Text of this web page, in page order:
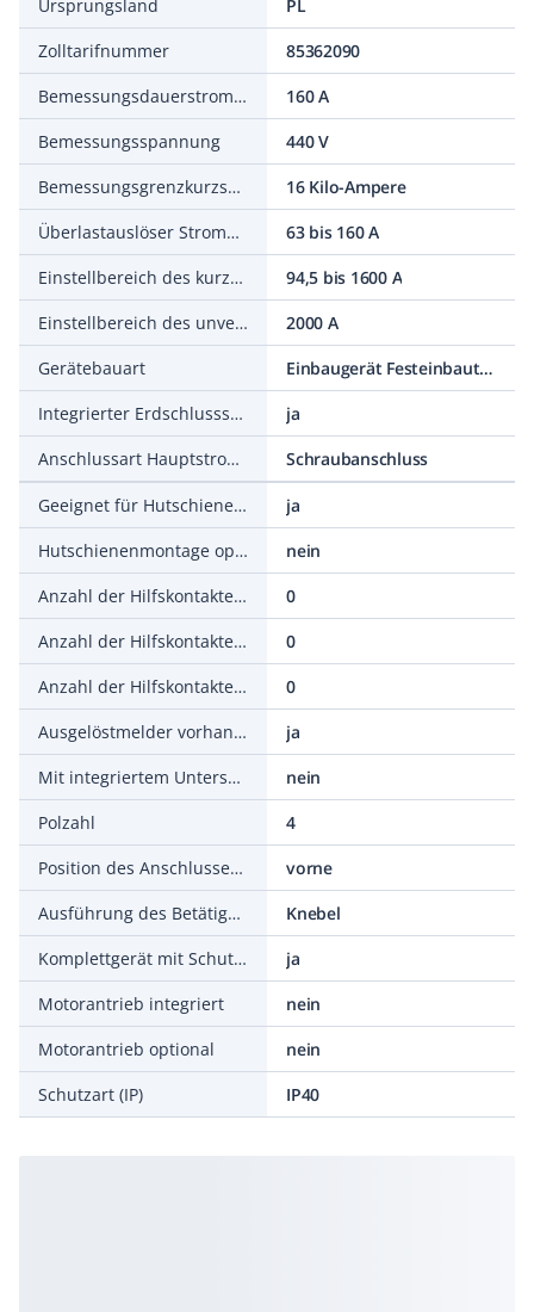
Ursprungsland
PL
Zolltarifnummer
85362090
Bemessungsdauerstrom Iu
160 A
Bemessungsspannung
440 V
Bemessungsgrenzkurzschlussausschaltstrom Icu bei 400 V, 50 Hz
16 Kilo-Ampere
Überlastauslöser Stromeinstellung
63 bis 160 A
Einstellbereich des kurzzeitverzögerten Kurzschlussauslösers
94,5 bis 1600 A
Einstellbereich des unverzögerten Kurzschlussauslösers
2000 A
Gerätebauart
Einbaugerät Festeinbautechnik
Integrierter Erdschlussschutz
ja
Anschlussart Hauptstromkreis
Schraubanschluss
Geeignet für Hutschienenmontage
ja
Hutschienenmontage optional
nein
Anzahl der Hilfskontakte als Öffner
0
Anzahl der Hilfskontakte als Schließer
0
Anzahl der Hilfskontakte als Wechsler
0
Ausgelöstmelder vorhanden
ja
Mit integriertem Unterspannungsauslöser
nein
Polzahl
4
Position des Anschlusses für Hauptstromkreis
vorne
Ausführung des Betätigungselements
Knebel
Komplettgerät mit Schutzeinheit
ja
Motorantrieb integriert
nein
Motorantrieb optional
nein
Schutzart (IP)
IP40